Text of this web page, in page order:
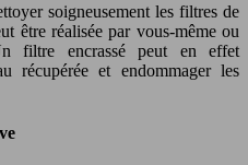
soigneusement les filtres de
être réalisée par vous-même ou
filtre encrassé peut en effet
récupérée et endommager les